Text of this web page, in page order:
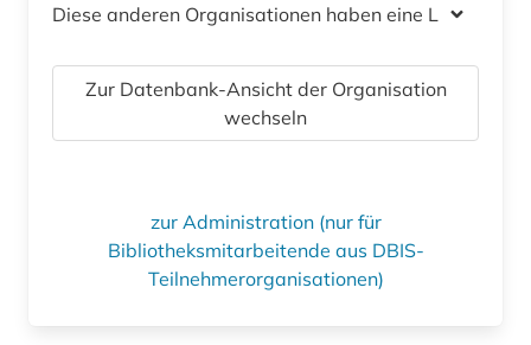
Diese anderen Organisationen haben eine Lizenz
Zur Datenbank-Ansicht der Organisation
wechseln
zur Administration (nur für
Bibliotheksmitarbeitende aus DBIS-
Teilnehmerorganisationen)